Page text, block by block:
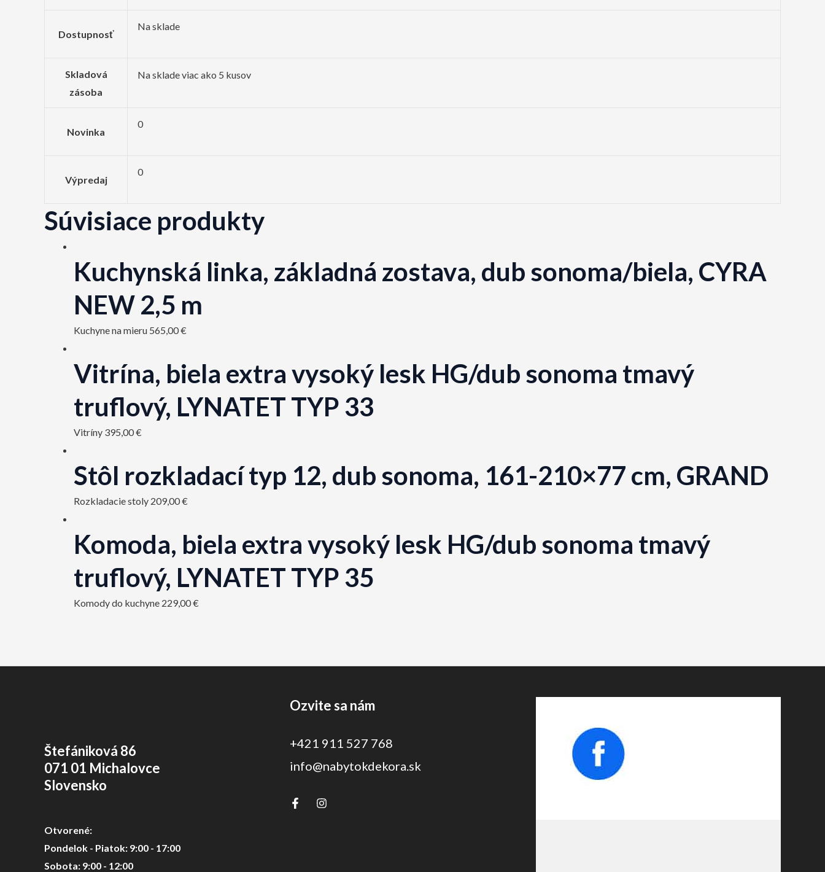
Dostupnosť
Na sklade
Skladová
zásoba
Na sklade viac ako 5 kusov
Novinka
0
Výpredaj
0
Súvisiace produkty
Kuchynská linka, základná zostava, dub sonoma/biela, CYRA
NEW 2,5 m
Kuchyne na mieru 565,00€
Vitrína, biela extra vysoký lesk HG/dub sonoma tmavý
truflový, LYNATET TYP 33
Vitríny 395,00€
Stôl rozkladací typ 12, dub sonoma, 161-210×77 cm, GRAND
Rozkladacie stoly 209,00€
Komoda, biela extra vysoký lesk HG/dub sonoma tmavý
truflový, LYNATET TYP 35
Komody do kuchyne 229,00€
Štefániková 86
071 01 Michalovce
Slovensko
Otvorené:
Pondelok - Piatok: 9:00 - 17:00
Sobota: 9:00 - 12:00
Ozvite sa nám
+421 911 527 768
info@nabytokdekora.sk